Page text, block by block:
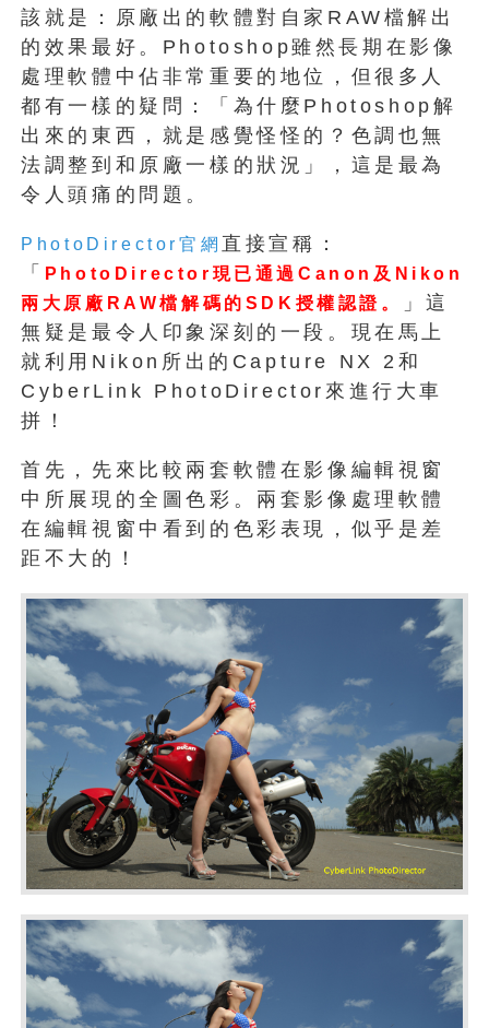
該就是：原廠出的軟體對自家RAW檔解出
的效果最好。Photoshop雖然長期在影像
處理軟體中佔非常重要的地位，但很多人
都有一樣的疑問：「為什麼Photoshop解
出來的東西，就是感覺怪怪的？色調也無
法調整到和原廠一樣的狀況」，這是最為
令人頭痛的問題。
PhotoDirector官網 直接宣稱：
「
PhotoDirector現已通過Canon及Nikon
兩大原廠RAW檔解碼的SDK授權認證。
」這
無疑是最令人印象深刻的一段。現在馬上
就利用Nikon所出的Capture NX 2和
CyberLink PhotoDirector來進行大車
拼！
首先，先來比較兩套軟體在影像編輯視窗
中所展現的全圖色彩。兩套影像處理軟體
在編輯視窗中看到的色彩表現，似乎是差
距不大的！